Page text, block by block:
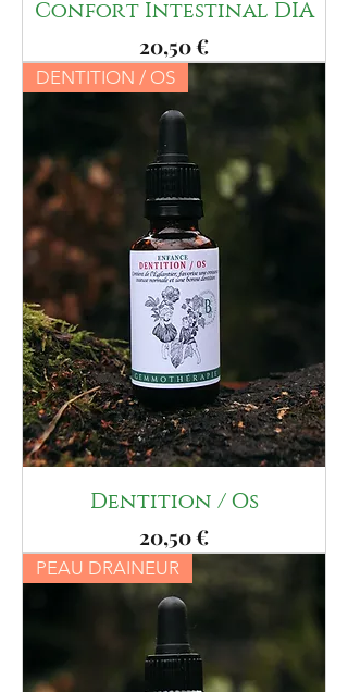
Confort Intestinal DIA
Prix
20,50 €
DENTITION / OS
Dentition / Os
Prix
20,50 €
PEAU DRAINEUR